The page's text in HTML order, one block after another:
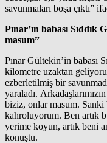
savunmaları boşa çıktı”
Pınar’ın babası
masum”
Pınar Gültekin’in babası
kilometre uzaktan
ezberletilmiş bir
yaraladı.
biziz, onlar masum.
kahroluyorum. Ben artık
yerime koyun, artık beni
konuştu.